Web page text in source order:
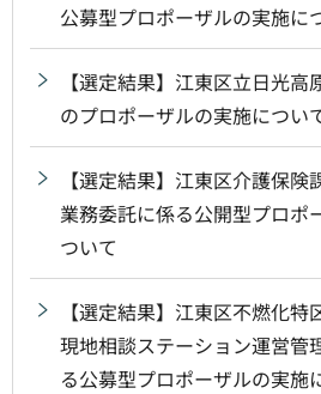
公募型プロポーザルの実施に
【選定結果】江東区立日光
のプロポーザルの実施につい
【選定結果】江東区介護保
業務委託に係る公開型プロポ
ついて
【選定結果】江東区不燃化
現地相談ステーション運営管
る公募型プロポーザルの実施